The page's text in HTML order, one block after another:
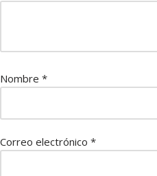
Nombre *
Correo electrónico *